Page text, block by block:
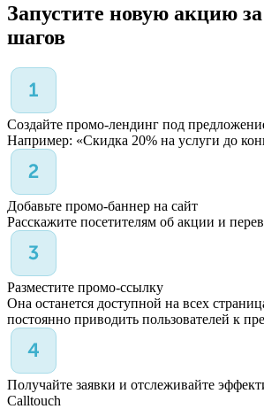
Запустите новую акцию
шагов
Создайте промо-лендинг под
Например: «Скидка 20% на услуги до
Добавьте промо-баннер на сайт
Расскажите посетителям об акции и
Разместите промо-ссылку
Она останется доступной на всех
постоянно приводить пользователей к
Получайте заявки и отслеживайте
Calltouch